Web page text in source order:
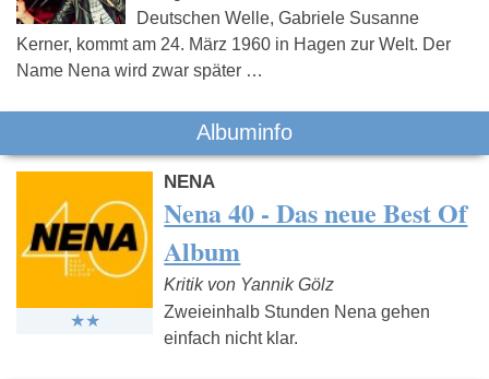
Deutschen Welle, Gabriele Susanne
Kerner, kommt am 24. März 1960 in Hagen zur Welt. Der
Name Nena wird zwar später …
Albuminfo
NENA
Nena 40 - Das neue Best Of
Album
Kritik von Yannik Gölz
Zweieinhalb Stunden Nena gehen
einfach nicht klar.